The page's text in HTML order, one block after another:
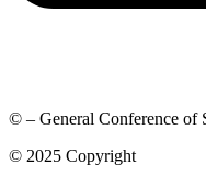
© – General Conference of
© 2025 Copyright